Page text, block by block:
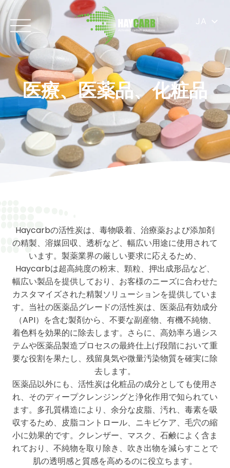
JA
医療、医薬品、化粧品
Haycarbの活性炭は、毒物吸着、治療薬および添加剤
の精製、溶媒回収、透析など、幅広い用途に使用されて
います。製薬業界の厳しい要求に応えるため、
Haycarbは超高純度の粉末、顆粒、押出成形品など、
幅広い製品を提供しており、お客様のニーズに合わせた
カスタマイズされた精製ソリューションを提供していま
す。当社の医薬品グレードの活性炭は、医薬品有効成分
（API）を含む製剤から、不要な副産物、有機不純物、
着色料を効果的に除去します。さらに、高効率ろ過シス
テムや医薬品製造プロセスの最終仕上げ段階において重
要な役割を果たし、残留臭気や微量汚染物質を確実に除
去します。
医薬品以外にも、活性炭は化粧品の成分としても使用さ
れ、そのディープクレンジングと浄化作用で知られてい
ます。多孔質構造により、余分な皮脂、汚れ、毒素を吸
収するため、皮脂コントロール、ニキビケア、毛穴の縮
小に効果的です。クレンザー、マスク、石鹸によく含ま
れており、不純物を取り除き、吹き出物を減らすことで
肌の透明感と質感を高めるのに役立ちます。